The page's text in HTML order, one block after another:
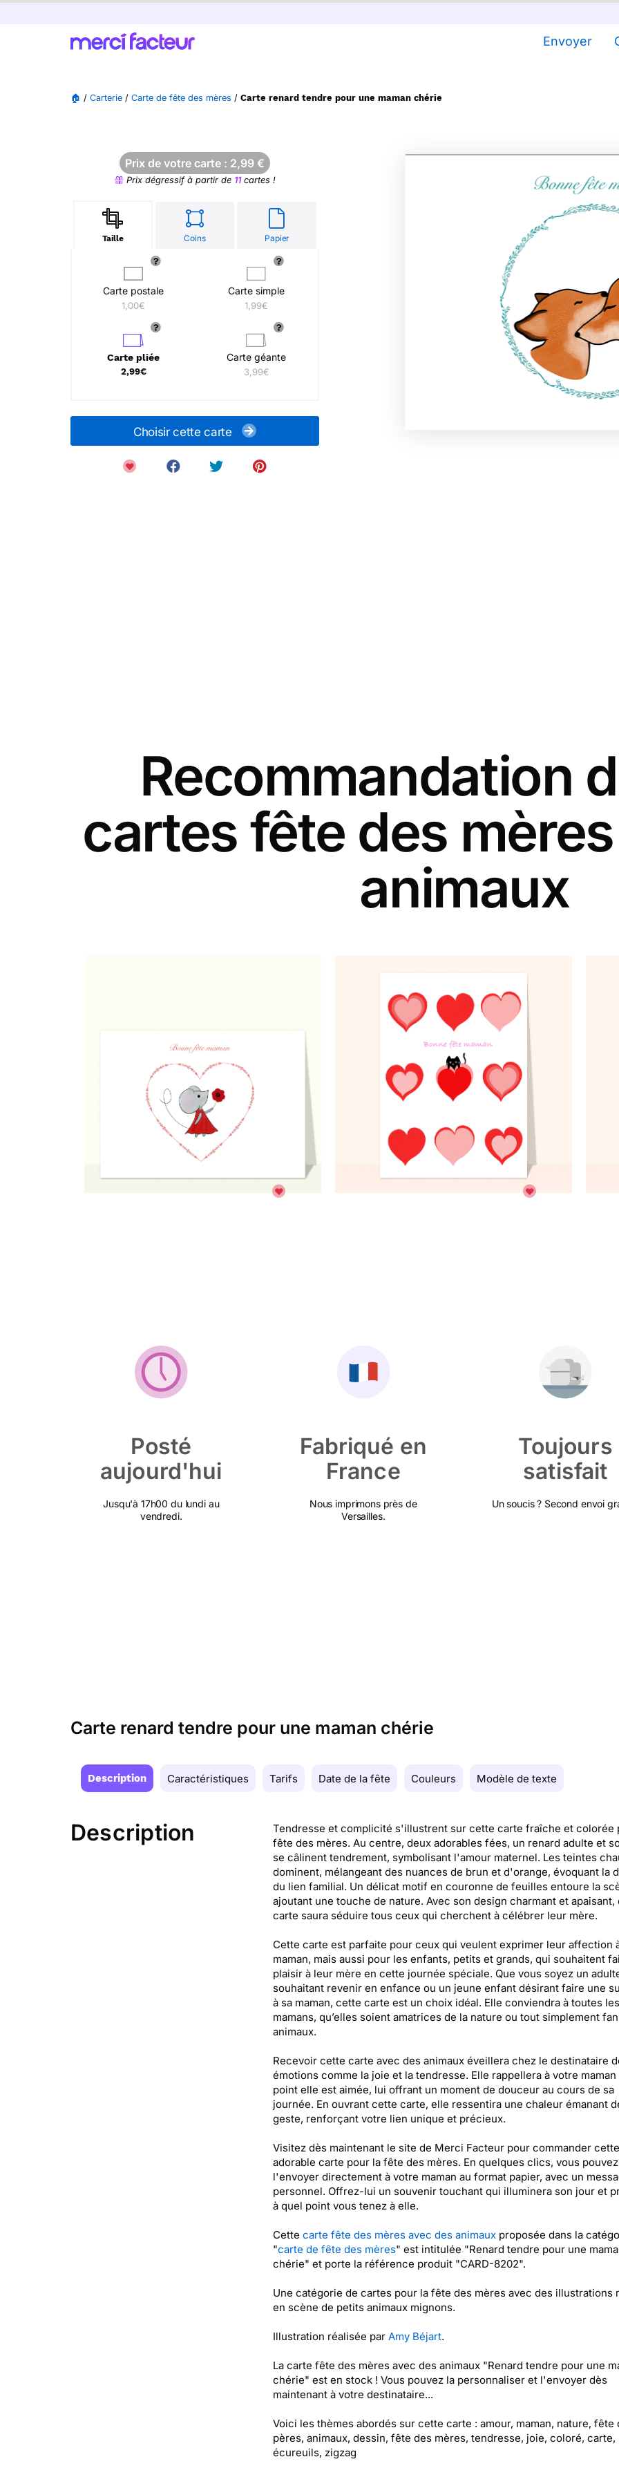
Envoyer
🏠 / Carterie / Carte de fête des mères / Carte renard tendre pour une maman chérie
Prix de votre carte : 2,99 €
Prix dégressif à partir de 11cartes !
Taille Coins Papier
Carte postale
1,00€
Carte simple
1,99€
Carte pliée
2,99€
Carte géante
3,99€
Choisir cette carte
Recommandation
cartes fête des
animaux
Posté
aujourd'hui
Jusqu'à 17h00 du lundi au
vendredi.
Fabriqué en
France
Nous imprimons près de
Versailles.
Toujours
satisfait
Un soucis ? Second envoi
Carte renard tendre pour une maman chérie
Description Caractéristiques Tarifs Date de la fête Couleurs Modèle de texte
Description
Tendresse et complicité s'illustrent sur cette carte fraîche et colorée
fête des mères. Au centre, deux adorables fées, un renard adulte et
se câlinent tendrement, symbolisant l'amour maternel. Les teintes
dominent, mélangeant des nuances de brun et d'orange, évoquant la
du lien familial. Un délicat motif en couronne de feuilles entoure la
ajoutant une touche de nature. Avec son design charmant et apaisant,
carte saura séduire tous ceux qui cherchent à célébrer leur mère.
Cette carte est parfaite pour ceux qui veulent exprimer leur affection
maman, mais aussi pour les enfants, petits et grands, qui souhaitent
plaisir à leur mère en cette journée spéciale. Que vous soyez un
souhaitant revenir en enfance ou un jeune enfant désirant faire une
à sa maman, cette carte est un choix idéal. Elle conviendra à toutes les
mamans, qu’elles soient amatrices de la nature ou tout simplement
animaux.
Recevoir cette carte avec des animaux éveillera chez le destinataire
émotions comme la joie et la tendresse. Elle rappellera à votre maman
point elle est aimée, lui offrant un moment de douceur au cours de sa
journée. En ouvrant cette carte, elle ressentira une chaleur émanant
geste, renforçant votre lien unique et précieux.
Visitez dès maintenant le site de Merci Facteur pour commander cette
adorable carte pour la fête des mères. En quelques clics, vous pouvez
l'envoyer directement à votre maman au format papier, avec un
personnel. Offrez-lui un souvenir touchant qui illuminera son jour et
à quel point vous tenez à elle.
Cette carte fête des mères avec des animauxproposée dans la
"carte de fête des mères" est intitulée "Renard tendre pour une
chérie" et porte la référence produit "CARD-8202".
Une catégorie de cartes pour la fête des mères avec des illustrations
en scène de petits animaux mignons.
Illustration réalisée par Amy Béjart.
La carte fête des mères avec des animaux "Renard tendre pour une
chérie" est en stock ! Vous pouvez la personnaliser et l'envoyer dès
maintenant à votre destinataire...
Voici les thèmes abordés sur cette carte : amour, maman, nature, fête
pères, animaux, dessin, fête des mères, tendresse, joie, coloré, carte,
écureuils, zigzag